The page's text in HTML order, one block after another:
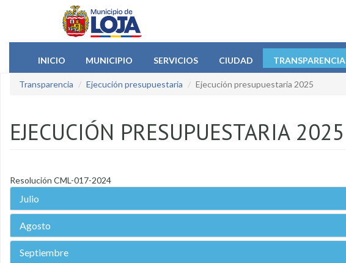
Pasar al contenido principal
INICIO
MUNICIPIO SERVICIOS CIUDAD TRANSPARENCIA
Transparencia Ejecución presupuestaria Ejecución presupuestaria 2025
EJECUCIÓN PRESUPUESTARIA 2025
Resolución CML-017-2024
Julio
Agosto
Septiembre